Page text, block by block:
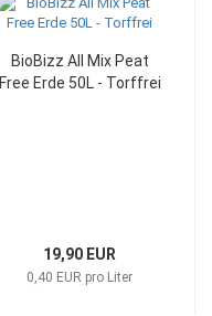
BioBizz All Mix Peat
Free Erde 50L - Torffrei
19,90 EUR
0,40 EUR pro Liter